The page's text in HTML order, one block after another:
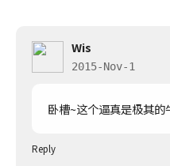
Wis
2015-Nov-1
卧槽~这个逼真是极其
Reply